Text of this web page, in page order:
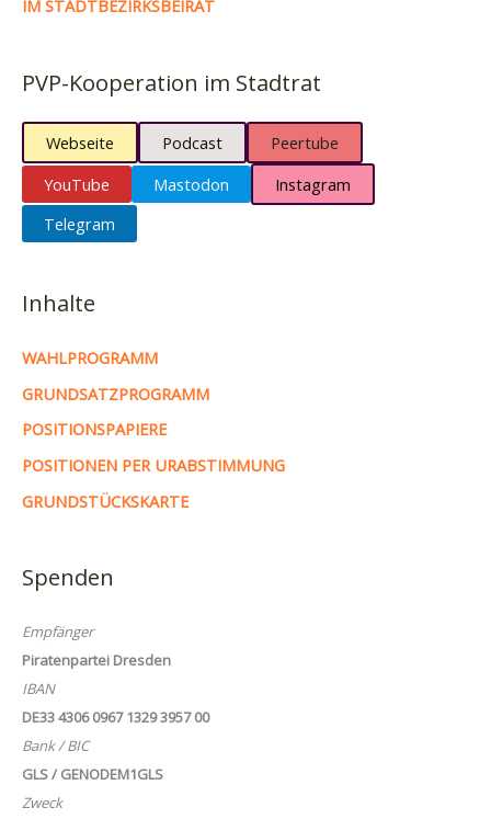
IM STADTBEZIRKSBEIRAT
PVP-Kooperation im Stadtrat
Webseite Podcast
Peertube
YouTube
Mastodon
Instagram
Telegram
Inhalte
WAHLPROGRAMM
GRUNDSATZPROGRAMM
POSITIONSPAPIERE
POSITIONEN PER URABSTIMMUNG
GRUNDSTÜCKSKARTE
Spenden
Empfänger
Piratenpartei Dresden
IBAN
DE33 4306 0967 1329 3957 00
Bank / BIC
GLS / GENODEM1GLS
Zweck